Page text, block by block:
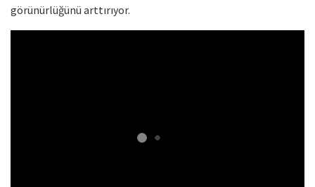
görünürlüğünü arttırıyor.